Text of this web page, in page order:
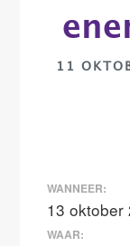
11
WANNEER:
13 oktober
WAAR: